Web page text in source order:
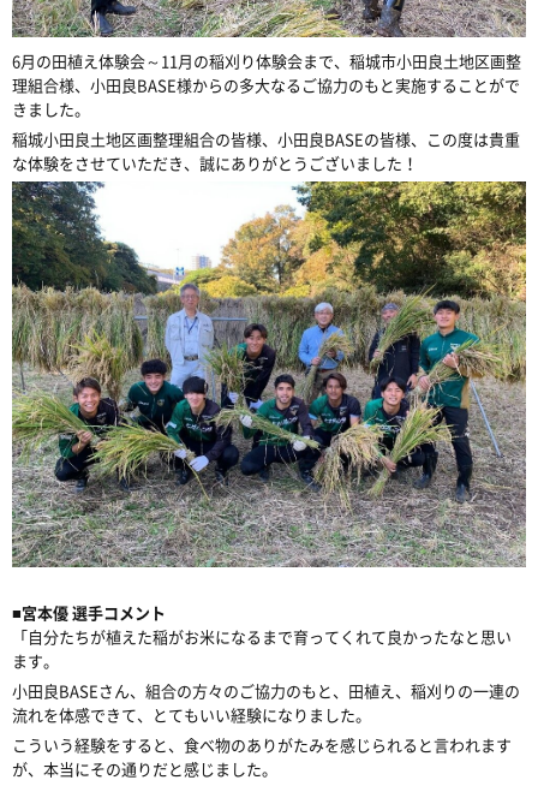
6月の田植え体験会～ 11月の稲刈り体験会まで、稲城市小田良土地区画整
理組合様、小田良BASE様からの多大なるご協力のもと実施することがで
きました。
稲城小田良土地区画整理組合の皆様、小田良BASEの皆様、この度は貴重
な体験をさせていただき、誠にありがとうございました！
■宮本優 選手コメント
「自分たちが植えた稲がお米になるまで育ってくれて良かったなと思い
ます。
小田良BASEさん、組合の方々のご協力のもと、田植え、稲刈りの一連の
流れを体感できて、とてもいい経験になりました。
こういう経験をすると、食べ物のありがたみを感じられると言われます
が、本当にその通りだと感じました。